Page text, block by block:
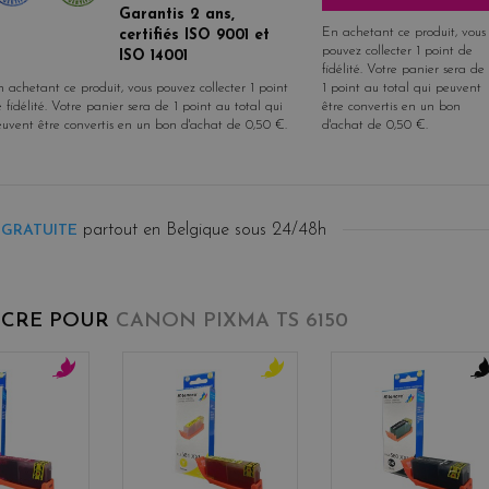
Garantis 2 ans,
certifiés ISO 9001 et
ISO 14001
achetant ce produit, vous pouvez collecter 1 point
fidélité. Votre panier sera de 1 point au total qui
être convertis en un bon d'achat de0,50 €.
En achetant ce produit, vous
pouvez collecter 1 point de
fidélité. Votre panier sera de
1 point au total qui peuvent
être convertis en un bon
d'achat de 0,50 €.
partout en Belgique sous 24/48h
POUR CANON PIXMA TS 6150